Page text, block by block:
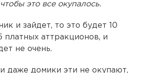
это все окупалось.
и зайдет, то это будет 10
платных аттракционов, и
не очень.
даже домики эти не окупают,